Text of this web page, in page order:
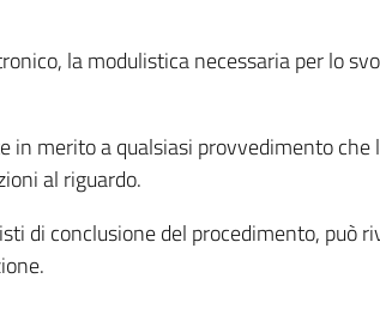
la modulistica necessaria per lo
merito a qualsiasi provvedimento che
al riguardo.
di conclusione del procedimento, può